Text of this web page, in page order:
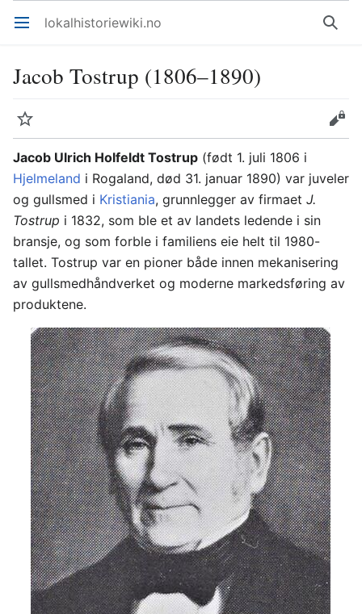
Åpne hovedmenyen lokalhistoriewiki.no Søk
Jacob Tostrup (1806–1890)
Overvåk
Rediger
Jacob Ulrich Holfeldt Tostrup (født 1. juli 1806 i
Hjelmeland i Rogaland, død 31. januar 1890) var juveler
og gullsmed i Kristiania, grunnlegger av firmaet J.
Tostrup i 1832, som ble et av landets ledende i sin
bransje, og som forble i familiens eie helt til 1980-
tallet. Tostrup var en pioner både innen mekanisering
av gullsmedhåndverket og moderne markedsføring av
produktene.